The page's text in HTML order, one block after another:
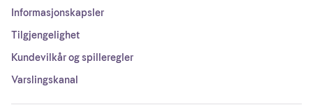
Informasjonskapsler
Tilgjengelighet
Kundevilkår og spilleregler
Varslingskanal